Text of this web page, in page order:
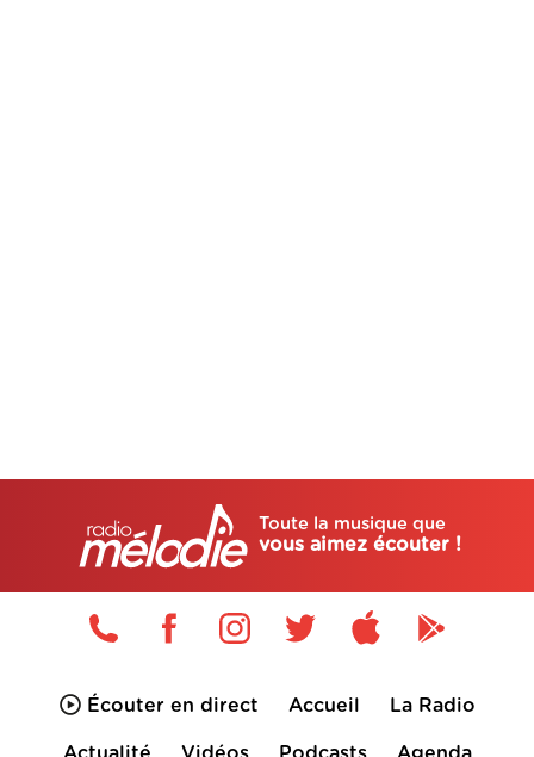
Toute la musique que
vous aimez écouter !
Écouter en direct Accueil La Radio